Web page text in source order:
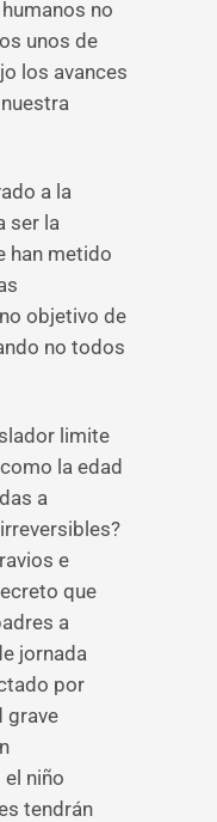
no
unos de
los avances
a la
ser la
han metido
objetivo de
no todos
limite
la edad
a
e
que
a
jornada
por
grave
niño
tendrán